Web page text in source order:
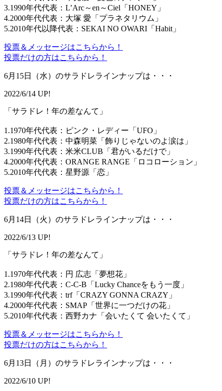
3.1990年代代表：L’Arc～en～Ciel「HONEY」
4.2000年代代表：大塚 愛「プラネタリウム」
5.2010年代以降代表：SEKAI NO OWARI「Habit」
投票＆メッセージはこちらから！
投票だけの方はこちらから！
6月15日（水）のサラドレラインナップは・・・
2022/6/14 UP!
「サラドレ！年の差なんて」
1.1970年代代表：ピンク・レディー「UFO」
2.1980年代代表：中森明菜「飾りじゃないのよ涙は」
3.1990年代代表：米米CLUB「君がいるだけで」
4.2000年代代表：ORANGE RANGE「ロコローション」
5.2010年代代表：星野源「恋」
投票＆メッセージはこちらから！
投票だけの方はこちらから！
6月14日（火）のサラドレラインナップは・・・
2022/6/13 UP!
「サラドレ！年の差なんて」
1.1970年代代表：円 広志「夢想花」
2.1980年代代表：C-C-B「Lucky Chanceをもう一度」
3.1990年代代表：trf「CRAZY GONNA CRAZY」
4.2000年代代表：SMAP「世界に一つだけの花」
5.2010年代代表：西野カナ「会いたくて 会いたくて」
投票＆メッセージはこちらから！
投票だけの方はこちらから！
6月13日（月）のサラドレラインナップは・・・
2022/6/10 UP!